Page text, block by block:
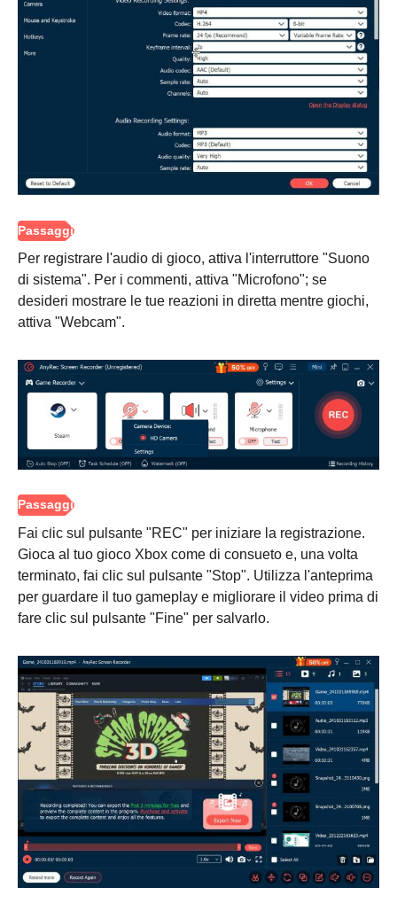
Passo 1.
Passo 2.
Per registrare l'audio di gioco, attiva l'interruttore "Suono
di sistema". Per i commenti, attiva "Microfono"; se
desideri mostrare le tue reazioni in diretta mentre giochi,
attiva "Webcam".
Fai clic sul pulsante "REC" per iniziare la registrazione.
Gioca al tuo gioco Xbox come di consueto e, una volta
terminato, fai clic sul pulsante "Stop". Utilizza l'anteprima
per guardare il tuo gameplay e migliorare il video prima di
fare clic sul pulsante "Fine" per salvarlo.